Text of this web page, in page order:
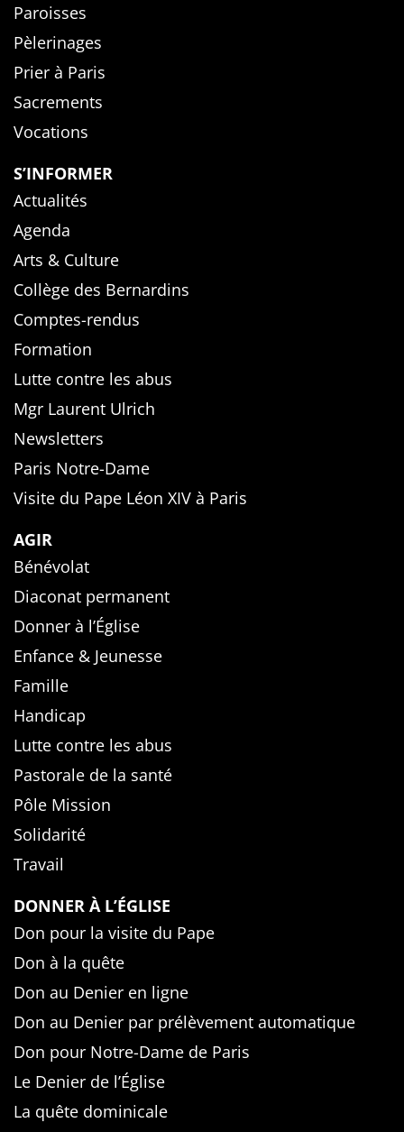
Paroisses
Pèlerinages
Prier à Paris
Sacrements
Vocations
S’INFORMER
Actualités
Agenda
Arts & Culture
Collège des Bernardins
Comptes-rendus
Formation
Lutte contre les abus
Mgr Laurent Ulrich
Newsletters
Paris Notre-Dame
Visite du Pape Léon XIV à Paris
AGIR
Bénévolat
Diaconat permanent
Donner à l’Église
Enfance & Jeunesse
Famille
Handicap
Lutte contre les abus
Pastorale de la santé
Pôle Mission
Solidarité
Travail
DONNER À L’ÉGLISE
Don pour la visite du Pape
Don à la quête
Don au Denier en ligne
Don au Denier par prélèvement automatique
Don pour Notre-Dame de Paris
Le Denier de l’Église
La quête dominicale